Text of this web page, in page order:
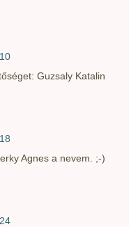
Guzsaly Katalin
Agnes a nevem. ;-)